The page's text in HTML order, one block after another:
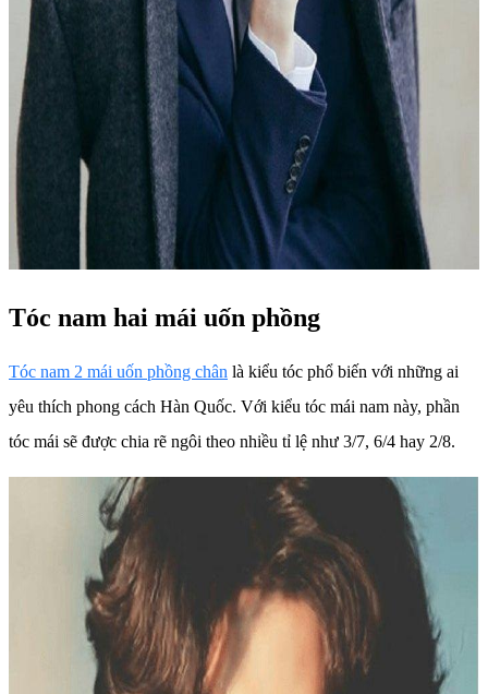
Tóc nam hai mái uốn phồng
Tóc nam 2 mái uốn phồng chân là kiểu tóc phổ biến với những ai
yêu thích phong cách Hàn Quốc. Với kiểu tóc mái nam này, phần
tóc mái sẽ được chia rẽ ngôi theo nhiều tỉ lệ như 3/7, 6/4 hay 2/8.